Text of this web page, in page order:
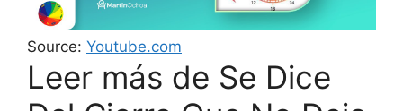
Source: Youtube.com
Leer más de Se Dice